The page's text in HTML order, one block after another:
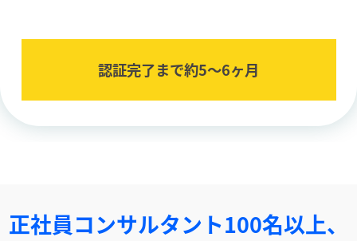
認証完了まで約5〜6ヶ⽉
正社員コンサルタント100名以上、